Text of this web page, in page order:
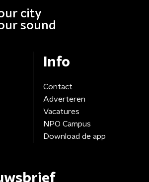
city
sound
Info
Contact
Adverteren
Vacatures
NPO Campus
Download de app